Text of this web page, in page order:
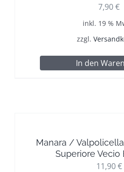
7,90€
inkl. 19 %
zzgl.
In den
Manara /
Superiore Vecio
11,90€